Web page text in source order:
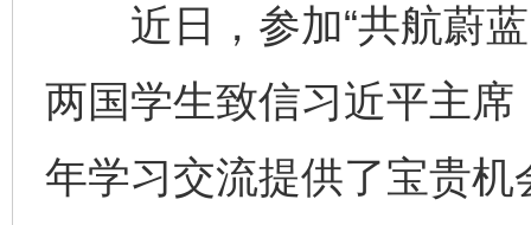
近日，参加“共航蔚蓝
两国学生致信习近平主席
年学习交流提供了宝贵机